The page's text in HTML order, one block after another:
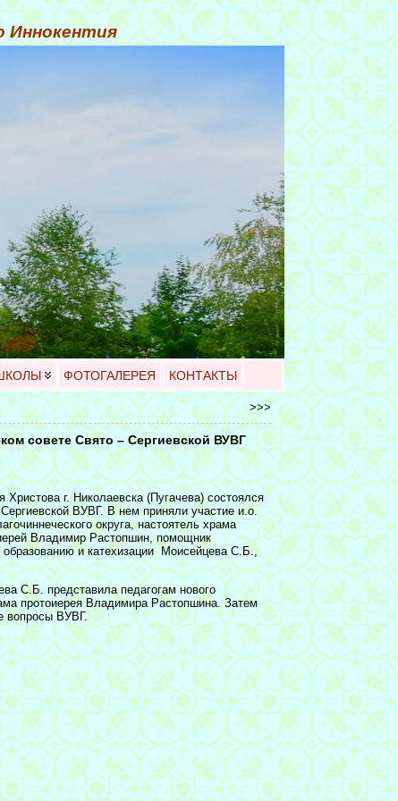
Иннокентия
ФОТОГАЛЕРЕЯ КОНТАКТЫ
>>>
совете Свято – Сергиевской ВУВГ
Христова г. Николаевска (Пугачева) состоялся
ВУВГ. В нем приняли участие и.о.
округа, настоятель храма
Владимир Растопшин, помощник
образованию и катехизации Моисейцева С.Б.,
С.Б. представила педагогам нового
протоиерея Владимира Растопшина. Затем
вопросы ВУВГ.